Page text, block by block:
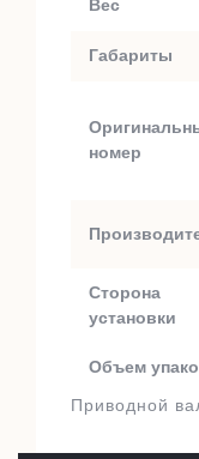
Вес
Габариты
номер
Сторона
установки
Объем
Приводной